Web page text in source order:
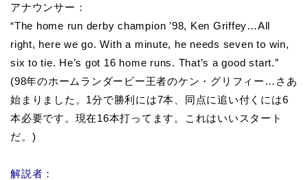
アナウンサー：
“The home run derby champion ’98, Ken Griffey…All
right, here we go. With a minute, he needs seven to win,
six to tie. He’s got 16 home runs. That’s a good start.”
(98年のホームランダービー王者のケン・グリフィー…さあ
始まりました。1分で勝利には7本、同点に追い付くには6
本必要です。現在16本打ってます。これはいいスタート
だ。)
解説者：